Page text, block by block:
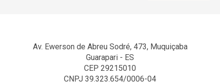
Av. Ewerson de Abreu Sodré, 473, Muquiçaba
Guarapari - ES
CEP 29215010
CNPJ 39.323.654/0006-04